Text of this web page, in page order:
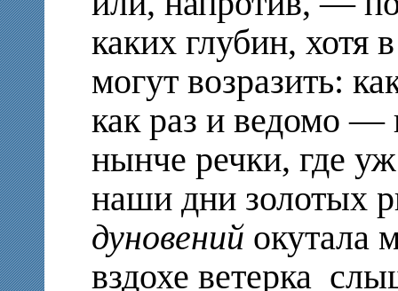
каких глубин, хотя
могут возразить:
как раз и ведомо —
нынче речки, где уж
наши дни золотых
дуновений окутала
вздохе ветерка